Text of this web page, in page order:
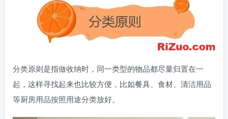
分类原则是指做收纳时，同一类型的物品都尽量归置在一
起，这样寻找起来也比较方便，比如餐具、食材、清洁用品
等厨房用品按照用途分类放好。